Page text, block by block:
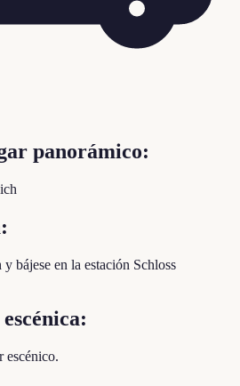
panorámico:
bájese en la estación Schloss
escénico.